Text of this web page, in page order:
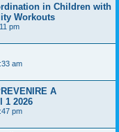
in Children with
Workouts
pm
am
A
1 2026
pm